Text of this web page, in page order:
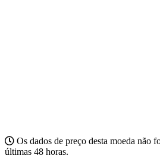
Os dados de preço desta moeda não
últimas 48 horas.